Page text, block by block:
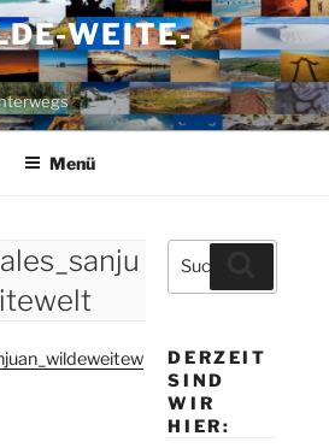
WEITE-
Menü
Suche
nach:
DERZEIT
SIND
WIR
HIER: